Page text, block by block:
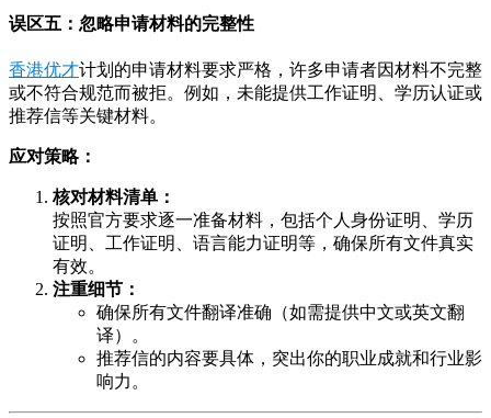
误区五：忽略申请材料的完整性
香港优才计划的申请材料要求严格，许多申请者因材料不完整
或不符合规范而被拒。例如，未能提供工作证明、学历认证或
推荐信等关键材料。
应对策略：
核对材料清单：
按照官方要求逐一准备材料，包括个人身份证明、学历
证明、工作证明、语言能力证明等，确保所有文件真实
有效。
注重细节：
确保所有文件翻译准确（如需提供中文或英文翻
译）。
推荐信的内容要具体，突出你的职业成就和行业影
响力。